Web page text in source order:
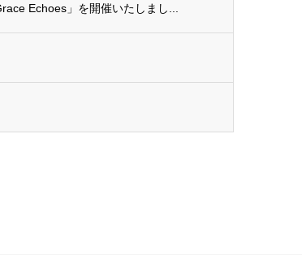
Echoes」を開催いたしまし...